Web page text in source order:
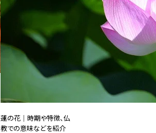
蓮の花｜時期や特徴、仏
教での意味などを紹介